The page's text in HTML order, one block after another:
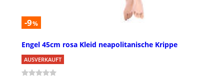
-9%
Engel 45cm rosa Kleid neapolitanische Krippe
AUSVERKAUFT